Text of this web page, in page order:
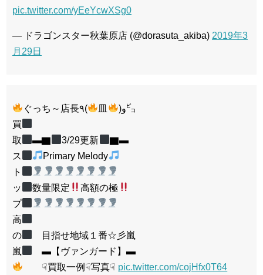
pic.twitter.com/yEeYcwXSg0
— ドラゴンスター秋葉原店 (@dorasuta_akiba) 2019年3
月29日
ぐっち～店長٩( 皿
)و㌰
買
取
▬▇ 3/29更新
▇▬
ス
Primary Melody
ト
ッ
数量限定
高額の極
プ
高
の
目指せ地域１番☆彡嵐
嵐
▬【ヴァンガード】▬
☟買取一例☟写真☟ pic.twitter.com/cojHfx0T64